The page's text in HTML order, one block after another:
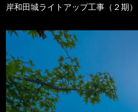
岸和田城ライトアップ工事（２期）